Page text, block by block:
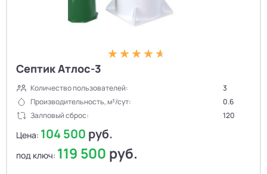
Септик Атлос-3
Количество пользователей:
3
Производительность, м³/сут:
0.6
Залповый сброс:
120
Цена: 104 500 руб.
под ключ: 119 500 руб.